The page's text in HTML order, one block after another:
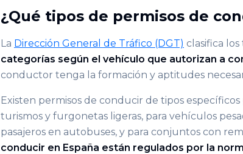
¿Qué tipos de permisos de
La Dirección General de Tráfico (DGT) clasifica
categorías según el vehículo que autorizan a
conductor tenga la formación y aptitudes
Existen permisos de conducir de tipos
turismos y furgonetas ligeras, para vehículos
pasajeros en autobuses, y para conjuntos con
conducir en España están regulados por la